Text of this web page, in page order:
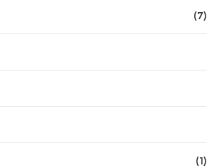
(7)
(1)